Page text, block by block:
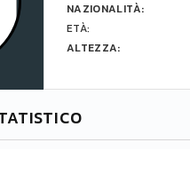
NAZIONALITÀ:
ETÀ:
ALTEZZA: